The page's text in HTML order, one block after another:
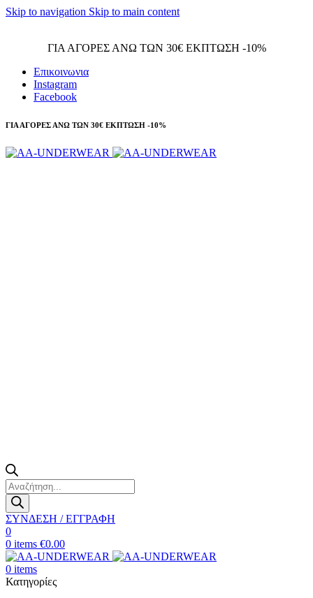
Skip to navigation Skip to main content
ΓΙΑ ΑΓΟΡΕΣ ΑΝΩ ΤΩΝ 30€ ΕΚΠΤΩΣΗ -10%
Επικοινωνια
Instagram
Facebook
ΓΙΑ ΑΓΟΡΕΣ ΑΝΩ ΤΩΝ 30€ ΕΚΠΤΩΣΗ -10%
Products
search
ΣΥΝΔΕΣΗ / ΕΓΓΡΑΦΗ
0
0 items €0.00
0 items
Κατηγορίες